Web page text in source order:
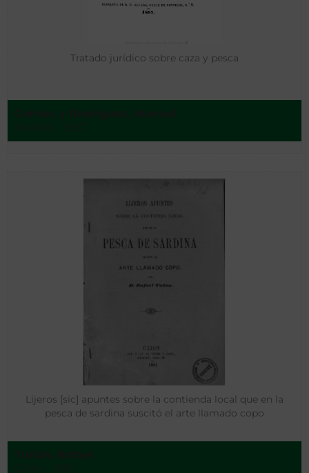
Tratado jurídico sobre caza y pesca
Lijeros [sic] apuntes sobre la contienda local que en la
pesca de sardina suscitó el arte llamado copo